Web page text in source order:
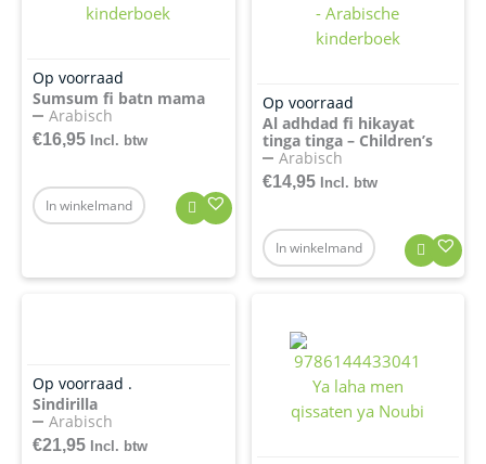
Op voorraad
Sumsum fi batn mama
Arabisch
€16,95 Incl. btw
In winkelmand
Op voorraad
Al adhdad fi hikayat
tinga tinga – Children’s
Arabisch
€14,95 Incl. btw
In winkelmand
Op voorraad .
Sindirilla
Arabisch
€21,95 Incl. btw